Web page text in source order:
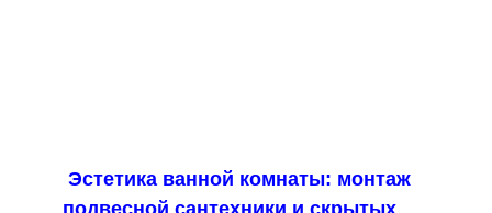
Эстетика ванной комнаты: монтаж
подвесной сантехники и скрытых